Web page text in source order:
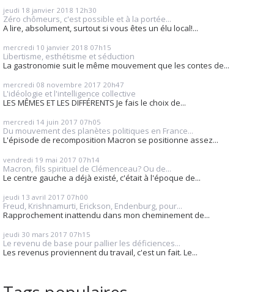
jeudi 18 janvier 2018 12h30
Zéro chômeurs, c'est possible et à la portée...
A lire, absolument, surtout si vous êtes un élu local!...
mercredi 10 janvier 2018 07h15
Libertisme, esthétisme et séduction
La gastronomie suit le même mouvement que les contes de...
mercredi 08 novembre 2017 20h47
L'idéologie et l'intelligence collective
LES MÊMES ET LES DIFFÉRENTS Je fais le choix de...
mercredi 14 juin 2017 07h05
Du mouvement des planètes politiques en France...
L'épisode de recomposition Macron se positionne assez...
vendredi 19 mai 2017 07h14
Macron, fils spirituel de Clémenceau? Ou de...
Le centre gauche a déjà existé, c'était à l'époque de...
jeudi 13 avril 2017 07h00
Freud, Krishnamurti, Erickson, Endenburg, pour...
Rapprochement inattendu dans mon cheminement de...
jeudi 30 mars 2017 07h15
Le revenu de base pour pallier les déficiences...
Les revenus proviennent du travail, c'est un fait. Le...